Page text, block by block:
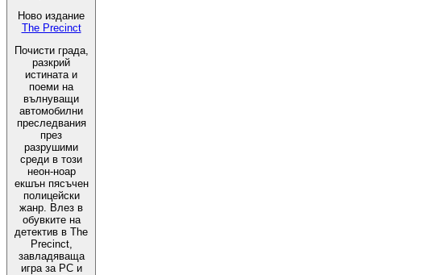
Ново издание
The Precinct
Почисти града,
разкрий
истината и
поеми на
вълнуващи
автомобилни
преследвания
през
разрушими
среди в този
неон-ноар
екшън пясъчен
полицейски
жанр. Влез в
обувките на
детектив в The
Precinct,
завладяваща
игра за PC и